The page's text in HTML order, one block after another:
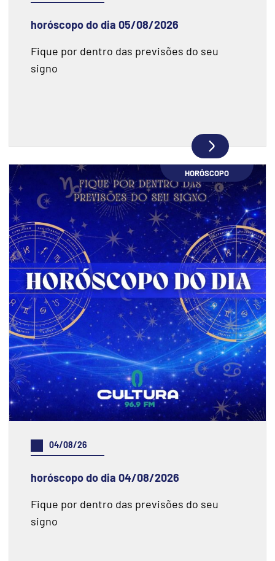
horóscopo do dia 05/08/2026
Fique por dentro das previsões do seu
signo
HORÓSCOPO
04/08/26
horóscopo do dia 04/08/2026
Fique por dentro das previsões do seu
signo